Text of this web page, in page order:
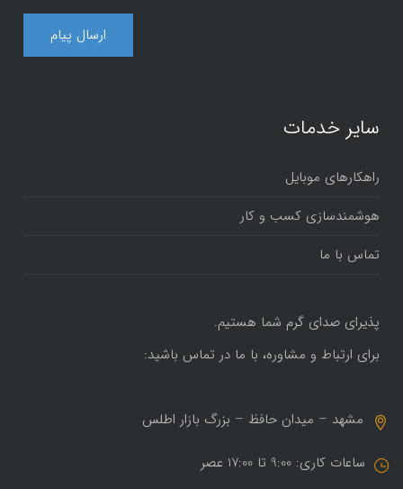
سایر خدمات
راهکارهای موبایل
هوشمندسازی کسب و کار
تماس با ما
پذیرای صدای گرم شما هستیم.
برای ارتباط و مشاوره، با ما در تماس باشید:
مشهد – میدان حافظ – بزرگ بازار اطلس
ساعات کاری: 9:00 تا 17:00 عصر